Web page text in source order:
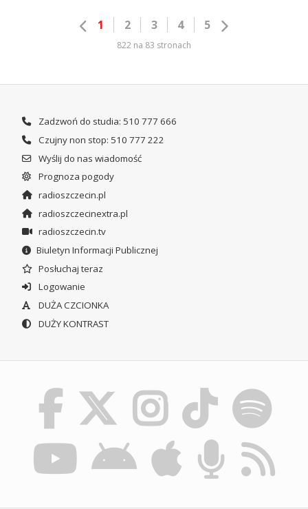
1 2 3 4 5
822 na 83 stronach
Zadzwoń do studia: 510 777 666
Czujny non stop: 510 777 222
Wyślij do nas wiadomość
Prognoza pogody
radioszczecin.pl
radioszczecinextra.pl
radioszczecin.tv
Biuletyn Informacji Publicznej
Posłuchaj teraz
Logowanie
DUŻA CZCIONKA
DUŻY KONTRAST